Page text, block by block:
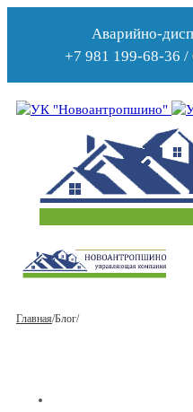
Аварийно-
+7 981 199-68-36
Главная/Блог/